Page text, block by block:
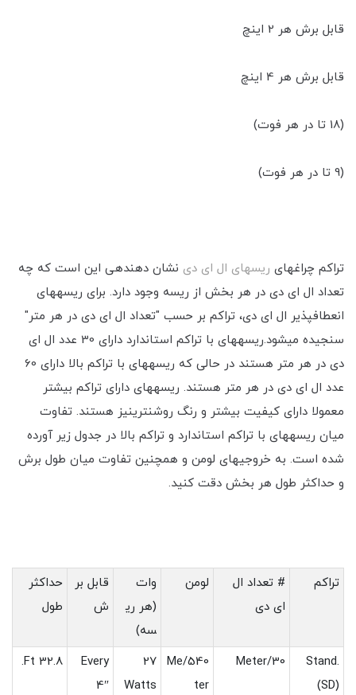
قابل برش هر 2 اینچ
قابل برش هر 4 اینچ
(18 تا در هر فوت)
(9 تا در هر فوت)
تراکم چراغ‎های ریسه‎ا‎ی ال ای دی
نشان دهنده‎ی این است که چه
تعداد ال ای دی در هر بخش از ریسه‎ وجود دارد. برای ریسه‎های
انعطاف‎پذیر ال ای دی، تراکم بر حسب "تعداد ال ای دی در هر متر"
سنجیده می‎شود.ریسه‎های با تراکم استاندارد دارای 30 عدد ال ای
دی در هر متر هستند در حالی که ریسه‎های با تراکم بالا دارای 60
عدد ال ای دی در هر متر هستند. ریسه‎های دارای تراکم بیشتر
معمولا دارای کیفیت بیشتر و رنگ روشن‎ترینیز هستند. تفاوت
میان ریسه‎های با تراکم استاندارد و تراکم بالا در جدول زیر آورده
شده است. به خروجی‎های لومن و همچنین تفاوت میان طول برش
و حداکثر طول هر بخش دقت کنید.
تراکم
# تعداد ال
ای دی
لومن
وات
(هر ری
سه‎)
قابل بر
ش
حداکثر
طول
Stand.
(SD)
30/Meter
540/Me
ter
27
Watts
Every
4″
32.8 Ft.